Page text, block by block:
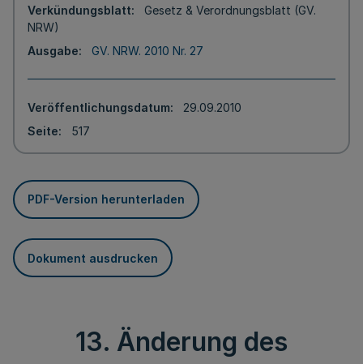
Verkündungsblatt
Gesetz & Verordnungsblatt (GV.
NRW)
Ausgabe
GV. NRW. 2010 Nr. 27
Veröffentlichungsdatum
29.09.2010
Seite
517
PDF-Version herunterladen
Dokument ausdrucken
13. Änderung des